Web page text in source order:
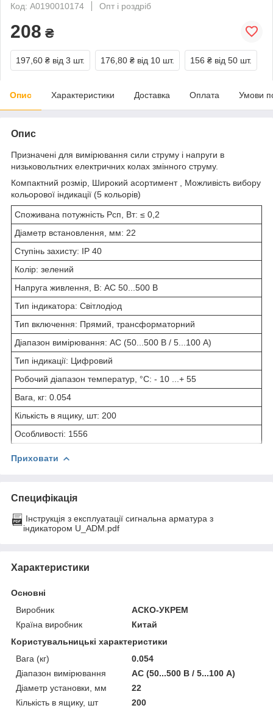
Код: A0190010174
Опт і роздріб
208 ₴
197,60 ₴ від 3 шт. 176,80 ₴ від 10 шт. 156 ₴ від 50 шт.
Опис Характеристики Доставка Оплата Умови
Опис
Призначені для вимірювання сили струму і напруги в
низьковольтних електричних колах змінного струму.
Компактний розмір, Широкий асортимент , Можливість вибору
кольорової індикації (5 кольорів)
Споживана потужність Рсп, Вт: ≤ 0,2
Діаметр встановлення, мм: 22
Ступінь захисту: IP 40
Колір: зелений
Напруга живлення, В: AC 50...500 B
Тип індикатора: Світлодіод
Тип включення: Прямий, трансформаторний
Діапазон вимірювання: АС (50...500 В / 5...100 A)
Тип індикації: Цифровий
Робочий діапазон температур, °С: - 10 ...+ 55
Вага, кг: 0.054
Кількість в ящику, шт: 200
Особливості: 1556
Приховати
Специфікація
Інструкція з експлуатації сигнальна арматура з
індикатором U_ADM.pdf
Характеристики
Основні
Виробник
АСКО-УКРЕМ
Країна виробник
Китай
Користувальницькі характеристики
Вага (кг)
0.054
Діапазон вимірювання
АС (50...500 В / 5...100 A)
Діаметр установки, мм
22
Кількість в ящику, шт
200